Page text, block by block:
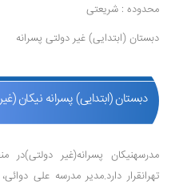
محدوده : شریعتی
دبستان (ابتدایی) غیر دولتی پسرانه
دبستان (ابتدایی) پسرانه نیکان
تهرانقرار دارد.مدیر مدرسه علی